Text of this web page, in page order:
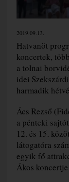
2019.09.13.
Hatvanöt
koncertek,
a tolnai
idei
harmadik
Ács Rezső
a pénteki
12. és 15.
látogatóra
egyik fő
Ákos